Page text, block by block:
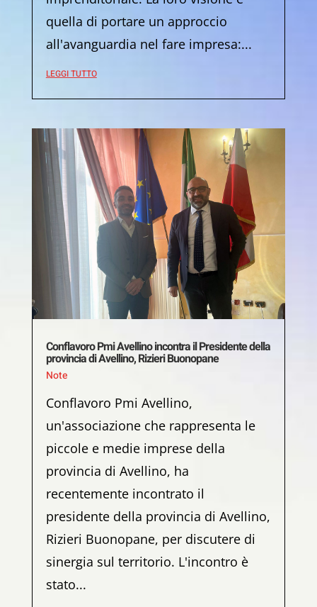
quella di portare un approccio
all'avanguardia nel fare impresa:...
LEGGI TUTTO
Conflavoro Pmi Avellino incontra il Presidente della
provincia di Avellino, Rizieri Buonopane
Note
Conflavoro Pmi Avellino,
un'associazione che rappresenta le
piccole e medie imprese della
provincia di Avellino, ha
recentemente incontrato il
presidente della provincia di Avellino,
Rizieri Buonopane, per discutere di
sinergia sul territorio. L'incontro è
stato...